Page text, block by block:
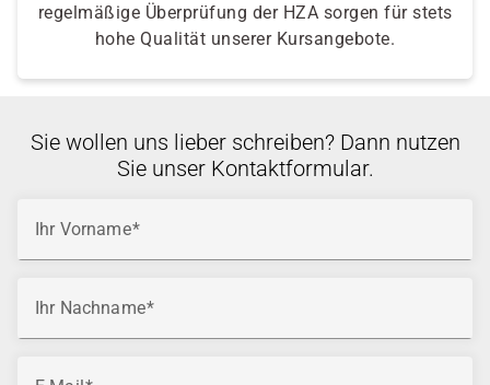
regelmäßige Überprüfung der HZA sorgen für stets
hohe Qualität unserer Kursangebote.
Sie wollen uns lieber schreiben? Dann nutzen
Sie unser Kontaktformular.
Ihr Vorname
Ihr Nachname